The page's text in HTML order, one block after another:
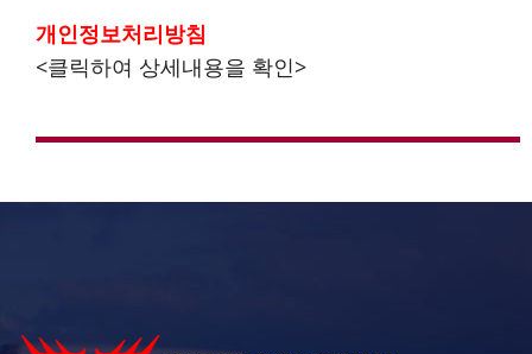
개인정보처리방침
<클릭하여 상세내용을 확인>